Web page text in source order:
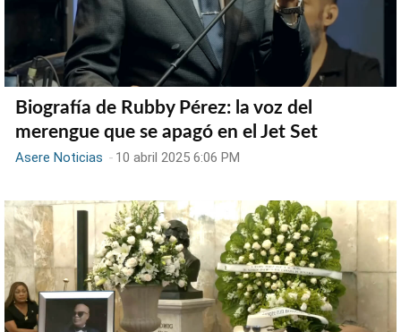
Biografía de Rubby Pérez: la voz del
merengue que se apagó en el Jet Set
Asere Noticias - 10 abril 2025 6:06 PM